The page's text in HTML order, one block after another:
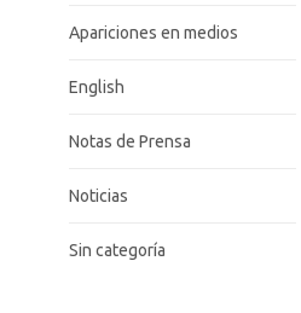
Apariciones en medios
English
Notas de Prensa
Noticias
Sin categoría